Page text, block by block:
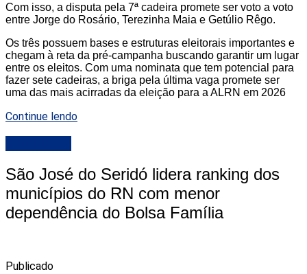
Com isso, a disputa pela 7ª cadeira promete ser voto a voto
entre Jorge do Rosário, Terezinha Maia e Getúlio Rêgo.
Os três possuem bases e estruturas eleitorais importantes e
chegam à reta da pré-campanha buscando garantir um lugar
entre os eleitos. Com uma nominata que tem potencial para
fazer sete cadeiras, a briga pela última vaga promete ser
uma das mais acirradas da eleição para a ALRN em 2026
Continue lendo
São José do Seridó lidera ranking dos
municípios do RN com menor
dependência do Bolsa Família
Publicado